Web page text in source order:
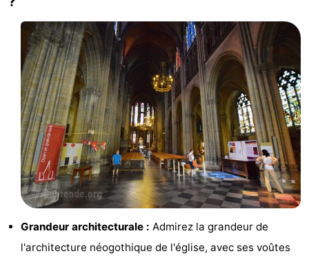
aan
zee
Westende
Hôtels
Last
minutes
Plages
Voir
faire
Lieux
d'intérêt
Musées
Monuments
Grandeur architecturale : Admirez la grandeur de
l'architecture néogothique de l'église, avec ses voûtes